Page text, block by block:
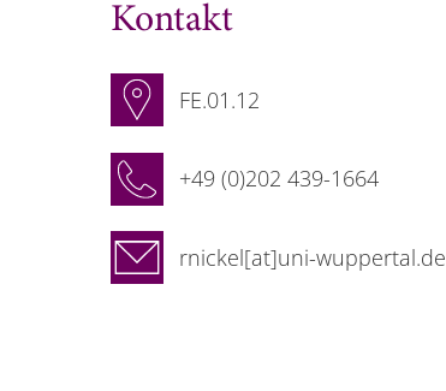
Kontakt
FE.01.12
+49 (0)202 439-1664
rnickel[at]uni-wuppertal.de